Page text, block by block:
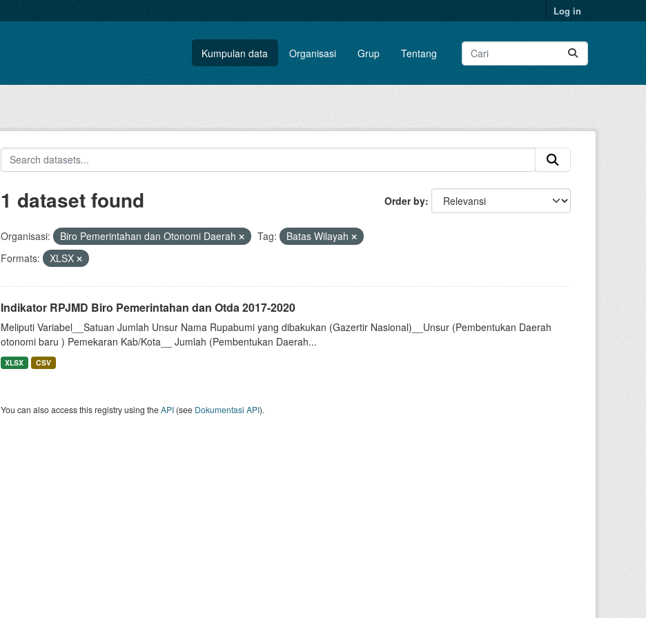
Log in
Kumpulan data Organisasi Grup Tentang
Order by
1 dataset found
Organisasi: Biro Pemerintahan dan Otonomi Daerah Tag:
Batas Wilayah
Formats:
XLSX
Indikator RPJMD Biro Pemerintahan dan Otda 2017-2020
Meliputi Variabel__Satuan Jumlah Unsur Nama Rupabumi yang dibakukan (Gazertir Nasional)__Unsur (Pembentukan Daerah
otonomi baru ) Pemekaran Kab/Kota__ Jumlah (Pembentukan Daerah...
XLSX CSV
You can also access this registry using theAPI(see Dokumentasi API).